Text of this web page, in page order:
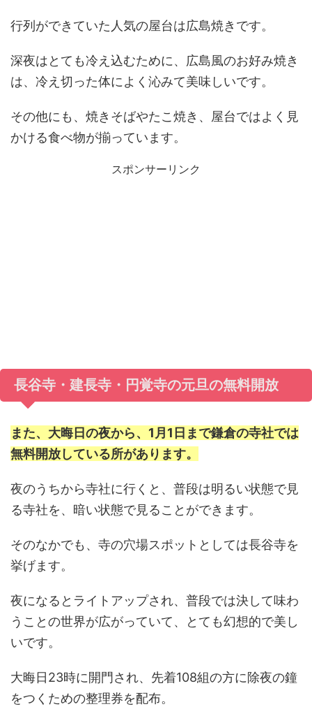
行列ができていた人気の屋台は広島焼きです。
深夜はとても冷え込むために、広島風のお好み焼き
は、冷え切った体によく沁みて美味しいです。
その他にも、焼きそばやたこ焼き、屋台ではよく見
かける食べ物が揃っています。
スポンサーリンク
長谷寺・建長寺・円覚寺の元旦の無料開放
また、大晦日の夜から、1月1日まで鎌倉の寺社では
無料開放している所があります。
夜のうちから寺社に行くと、普段は明るい状態で見
る寺社を、暗い状態で見ることができます。
そのなかでも、寺の穴場スポットとしては長谷寺を
挙げます。
夜になるとライトアップされ、普段では決して味わ
うことの世界が広がっていて、とても幻想的で美し
いです。
大晦日23時に開門され、先着108組の方に除夜の鐘
をつくための整理券を配布。